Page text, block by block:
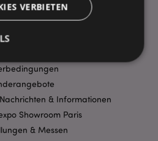
INFORMATION
& Informationen
Showroom Paris
& Messen
VERBIETEN
Leistungs
Funktions
ermöglichen
wie die